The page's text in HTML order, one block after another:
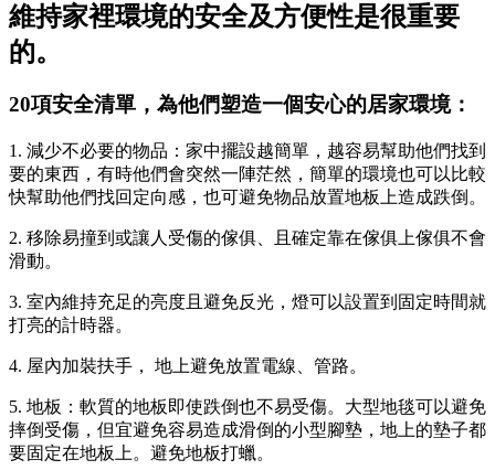
維持家裡環境的安全及方便性是很重要
的。
20項安全清單，為他們塑造一個安心的居家環境：
1. 減少不必要的物品：家中擺設越簡單，越容易幫助他們找到
要的東西，有時他們會突然一陣茫然，簡單的環境也可以比較
快幫助他們找回定向感，也可避免物品放置地板上造成跌倒。
2. 移除易撞到或讓人受傷的傢俱、且確定靠在傢俱上傢俱不會
滑動。
3. 室內維持充足的亮度且避免反光，燈可以設置到固定時間就
打亮的計時器。
4. 屋內加裝扶手， 地上避免放置電線、管路。
5. 地板：軟質的地板即使跌倒也不易受傷。大型地毯可以避免
摔倒受傷，但宜避免容易造成滑倒的小型腳墊，地上的墊子都
要固定在地板上。避免地板打蠟。